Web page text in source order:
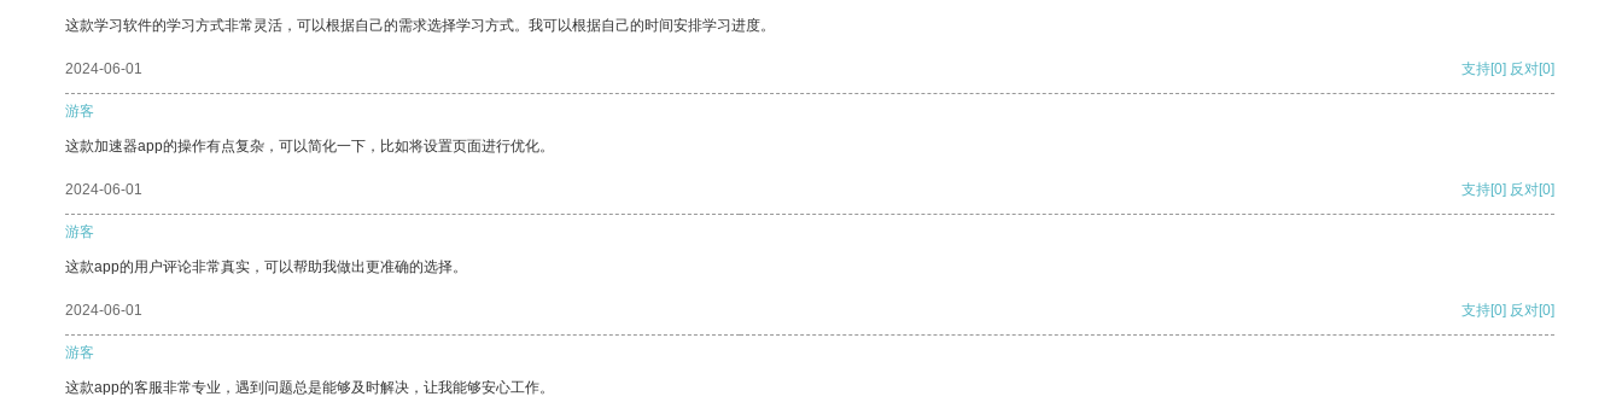
这款学习软件的学习方式非常灵活，可以根据自己的需求选择学习方式。我可以根据自己的时间安排学习进度。
2024-06-01 支持[0] 反对[0]
游客
这款加速器app的操作有点复杂，可以简化一下，比如将设置页面进行优化。
2024-06-01 支持[0] 反对[0]
游客
这款app的用户评论非常真实，可以帮助我做出更准确的选择。
2024-06-01 支持[0] 反对[0]
游客
这款app的客服非常专业，遇到问题总是能够及时解决，让我能够安心工作。